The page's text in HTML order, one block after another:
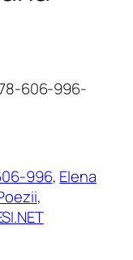
606-996-
996, Elena